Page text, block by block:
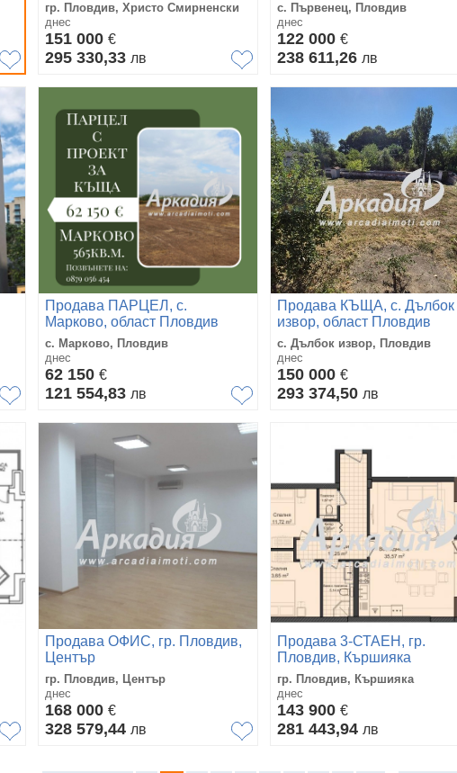
гр. Пловдив, Христо Смирненски
днес
151 000 €
295 330,33 лв
с. Първенец, Пловдив
днес
122 000 €
238 611,26 лв
Продава ПАРЦЕЛ, с.
Марково, област Пловдив
с. Марково, Пловдив
днес
62 150 €
121 554,83 лв
Продава КЪЩА, с. Дълбок
извор, област Пловдив
с. Дълбок извор, Пловдив
днес
150 000 €
293 374,50 лв
Продава ОФИС, гр. Пловдив,
Център
гр. Пловдив, Център
днес
168 000 €
328 579,44 лв
Продава 3-СТАЕН, гр.
Пловдив, Кършияка
гр. Пловдив, Кършияка
днес
143 900 €
281 443,94 лв